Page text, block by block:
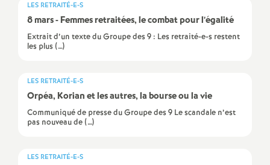
é
n
s
LES RETRAITÉ-E-S
8 mars - Femmes retraitées, le combat pour l’égalité
Extrait d’un texte du Groupe des 9 : Les retraité-e-s restent
les plus (…)
LES RETRAITÉ-E-S
Orpéa, Korian et les autres, la bourse ou la vie
Communiqué de presse du Groupe des 9 Le scandale n’est
pas nouveau de (…)
LES RETRAITÉ-E-S